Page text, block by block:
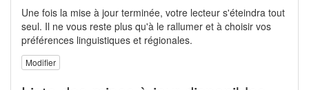
Une fois la mise à jour terminée, votre lecteur s'éteindra tout
seul. Il ne vous reste plus qu'à le rallumer et à choisir vos
préférences linguistiques et régionales.
Modifier